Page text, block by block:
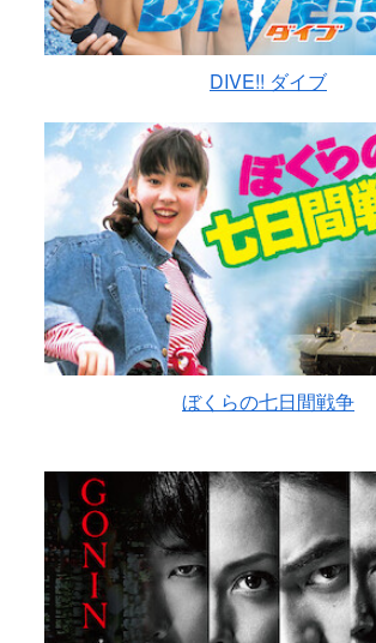
DIVE!! ダイブ
ぼくらの七日間戦争